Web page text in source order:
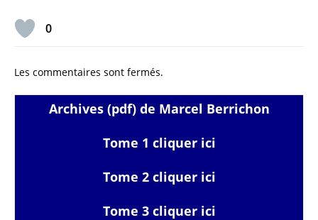
0
Les commentaires sont fermés.
Archives (pdf) de Marcel Berrichon
Tome 1 cliquer ici
Tome 2 cliquer ici
Tome 3 cliquer ici